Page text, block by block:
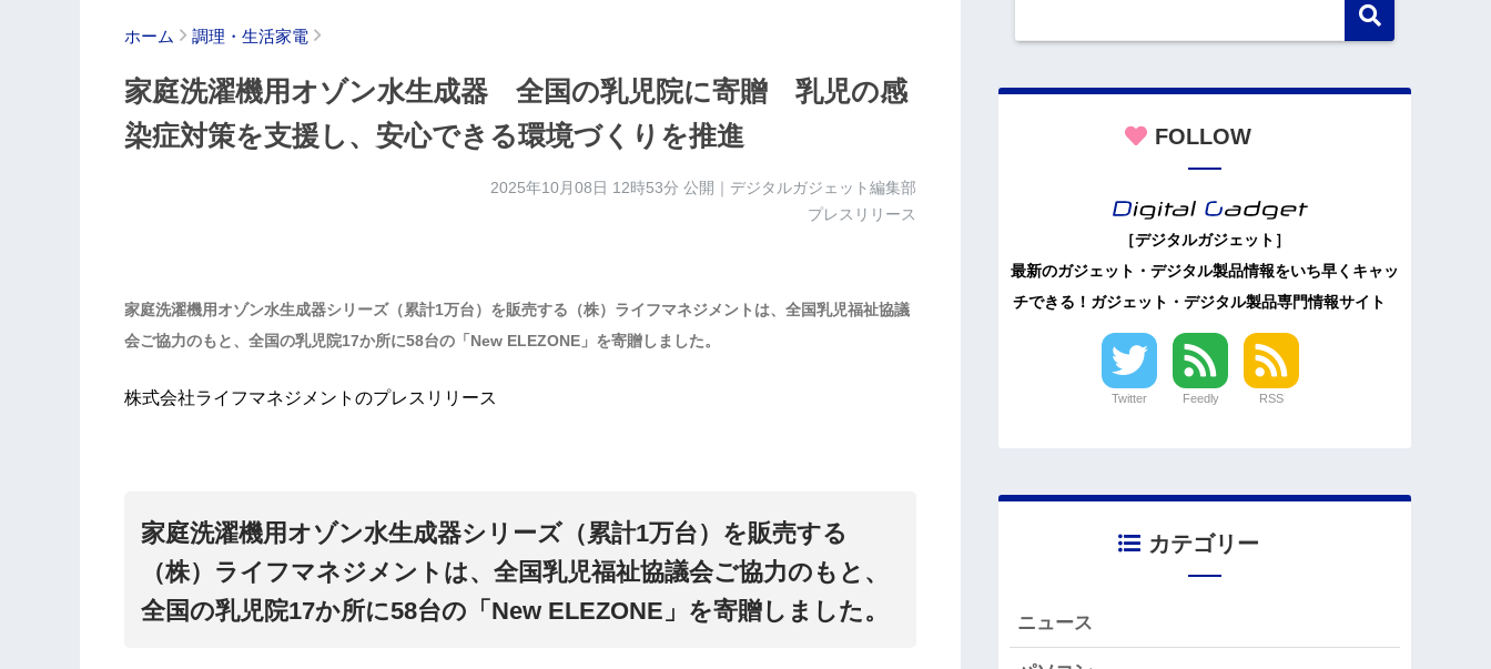
ホーム 調理・生活家電
家庭洗濯機用オゾン水生成器 全国の乳児院に寄贈 乳児の感
染症対策を支援し、安心できる環境づくりを推進
2025年10月08日 12時53分 公開｜デジタルガジェット編集部
プレスリリース
家庭洗濯機用オゾン水生成器シリーズ（累計1万台）を販売する（株）ライフマネジメントは、全国乳児福祉協議
会ご協力のもと、全国の乳児院17か所に58台の「New ELEZONE」を寄贈しました。
株式会社ライフマネジメントのプレスリリース
家庭洗濯機用オゾン水生成器シリーズ（累計1万台）を販売する
（株）ライフマネジメントは、全国乳児福祉協議会ご協力のもと、
全国の乳児院17か所に58台の「New ELEZONE」を寄贈しました。
FOLLOW
［デジタルガジェット］
最新のガジェット・デジタル製品情報をいち早くキャッ
チできる！ガジェット・デジタル製品専門情報サイト
Twitter Feedly RSS
カテゴリー
ニュース